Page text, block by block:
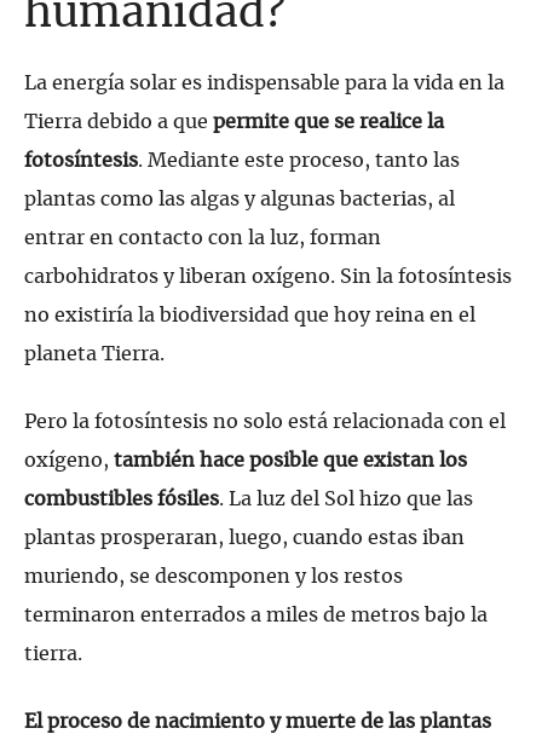
humanidad?
La energía solar es indispensable para la vida en la
Tierra debido a que permite que se realice la
fotosíntesis. Mediante este proceso, tanto las
plantas como las algas y algunas bacterias, al
entrar en contacto con la luz, forman
carbohidratos y liberan oxígeno. Sin la fotosíntesis
no existiría la biodiversidad que hoy reina en el
planeta Tierra.
Pero la fotosíntesis no solo está relacionada con el
oxígeno, también hace posible que existan los
combustibles fósiles. La luz del Sol hizo que las
plantas prosperaran, luego, cuando estas iban
muriendo, se descomponen y los restos
terminaron enterrados a miles de metros bajo la
tierra.
El proceso de nacimiento y muerte de las plantas